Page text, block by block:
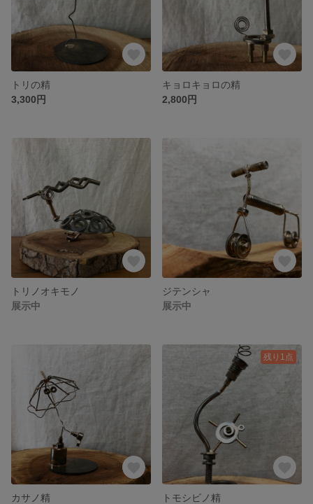
トリの精
3,300円
キョロキョロの精
2,800円
トリノオキモノ
展示中
ジテンシャ
展示中
カサノ精
残り1点
トモシビノ精